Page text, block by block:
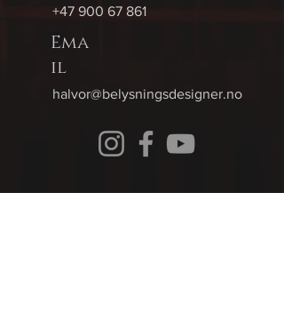
+47 900 67 861
Ema
il
halvor@belysningsdesigner.no